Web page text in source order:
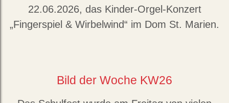
22.06.2026, das Kinder-Orgel-Konzert
„Fingerspiel & Wirbelwind“ im Dom St. Marien.
Bild der Woche KW26